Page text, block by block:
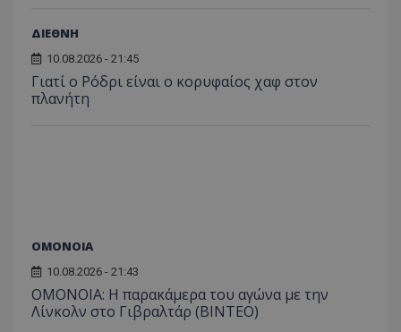
ΔΙΕΘΝΗ
10.08.2026 - 21:45
Γιατί ο Ρόδρι είναι ο κορυφαίος χαφ στον
πλανήτη
ΟΜΟΝΟΙΑ
10.08.2026 - 21:43
OMONOIA: Η παρακάμερα του αγώνα με την
Λίνκολν στο Γιβραλτάρ (BINTEO)